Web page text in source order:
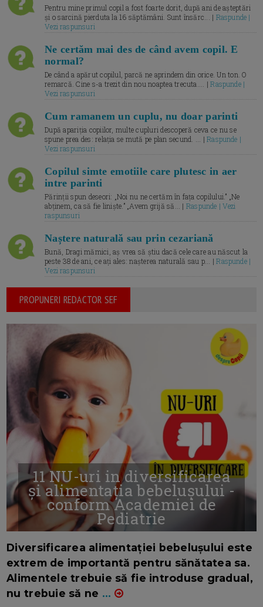
Pentru mine primul copil a fost foarte dorit, după ani de așteptări
și o sarcină pierduta la 16 săptămâni. Sunt însărc... | Raspunde |
Vezi raspunsuri
Ne certăm mai des de când avem copil. E
normal?
De când a apărut copilul, parcă ne aprindem din orice. Un ton. O
remarcă. Cine s-a trezit din nou noaptea trecuta.... |Raspunde |
Vezi raspunsuri
Cum ramanem un cuplu, nu doar parinti
După apariția copiilor, multe cupluri descoperă ceva ce nu se
spune prea des: relația se mută pe plan secund. ... |Raspunde |
Vezi raspunsuri
Copilul simte emotiile care plutesc in aer
intre parinti
Părinții spun deseori: „Noi nu ne certăm în fața copilului.” „Ne
abținem, ca să fie liniște.” „Avem grijă să... | Raspunde | Vezi
raspunsuri
Naștere naturală sau prin cezariană
Bună, Dragi mămici, aș vrea să știu dacă cele care au născut la
peste 38 de ani, ce ați ales: nașterea naturală sau p... |Raspunde |
Vezi raspunsuri
PROPUNERI REDACTOR SEF
11 NU-uri in diversificarea
și alimentația bebelușului -
conform Academiei de
Pediatrie
Diversificarea alimentației bebelușului este
extrem de importantă pentru sănătatea sa.
Alimentele trebuie să fie introduse gradual,
nu trebuie să ne ...